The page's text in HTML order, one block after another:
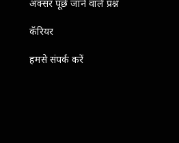
अक्सर पूछे जाने वाले प्रश्न
कॅरियर
हमसे संपर्क करें